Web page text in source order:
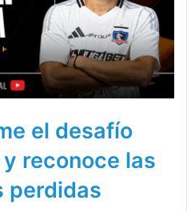
el desafío
reconoce las
perdidas